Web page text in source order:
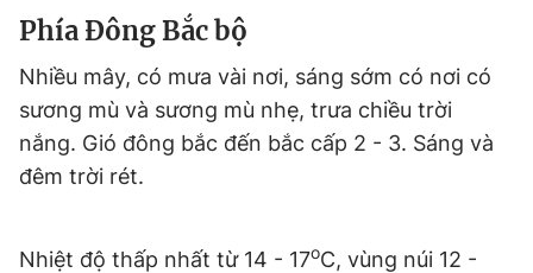
Phía Đông Bắc bộ
Nhiều mây, có mưa vài nơi, sáng sớm có nơi có
sương mù và sương mù nhẹ, trưa chiều trời
nắng. Gió đông bắc đến bắc cấp 2 - 3. Sáng và
đêm trời rét.
Nhiệt độ thấp nhất từ 14 - 17oC, vùng núi 12 -